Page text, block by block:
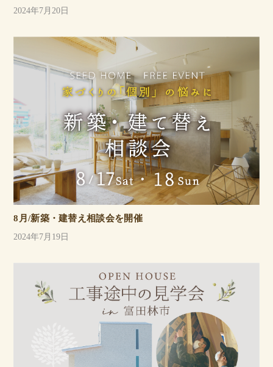
2024年7月20日
8月/新築・建替え相談会を開催
2024年7月19日